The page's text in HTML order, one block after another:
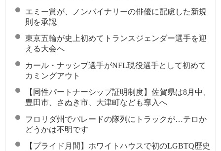
エミー賞が、ノンバイナリーの俳優に配慮した新規
則を承認
東京五輪が史上初めてトランスジェンダー選手を迎
える大会へ
カール・ナッシブ選手がNFL現役選手として初めて
カミングアウト
【同性パートナーシップ証明制度】佐賀県は8月中、
豊田市、さぬき市、大津町なども導入へ
フロリダ州でパレードの隊列にトラックが…テロか
どうかは不明です
【プライド月間】ホワイトハウスで初のLGBTQ歴史